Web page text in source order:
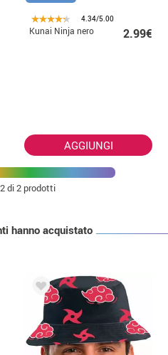
4.34/5.00
Kunai Ninja nero 2.99€
AGGIUNGI
2di 2 prodotti
hanno acquistato